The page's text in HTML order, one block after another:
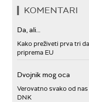
KOMENTARI
Da, ali...
Kako preživeti prva tri
priprema EU
Dvojnik mog oca
Verovatno svako od
DNK